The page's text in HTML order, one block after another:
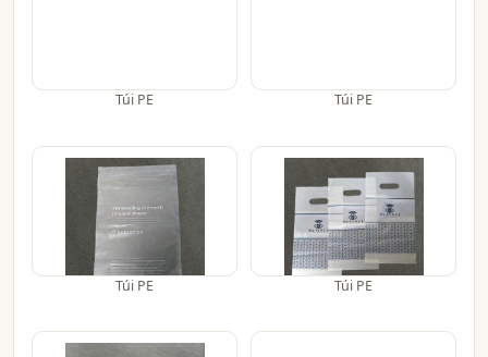
Túi PE Túi PE
Túi PE Túi PE